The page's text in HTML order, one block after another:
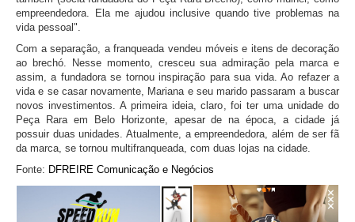
empreendedora. Ela me ajudou inclusive quando tive problemas na
vida pessoal".
Com a separação, a franqueada vendeu móveis e itens de decoração
ao brechó. Nesse momento, cresceu sua admiração pela marca e
assim, a fundadora se tornou inspiração para sua vida. Ao refazer a
vida e se casar novamente, Mariana e seu marido passaram a buscar
novos investimentos. A primeira ideia, claro, foi ter uma unidade do
Peça Rara em Belo Horizonte, apesar de na época, a cidade já
possuir duas unidades. Atualmente, a empreendedora, além de ser fã
da marca, se tornou multifranqueada, com duas lojas na cidade.
Fonte: DFREIRE Comunicação e Negócios